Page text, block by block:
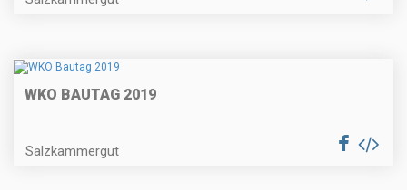
WKO BAUTAG 2019
Salzkammergut